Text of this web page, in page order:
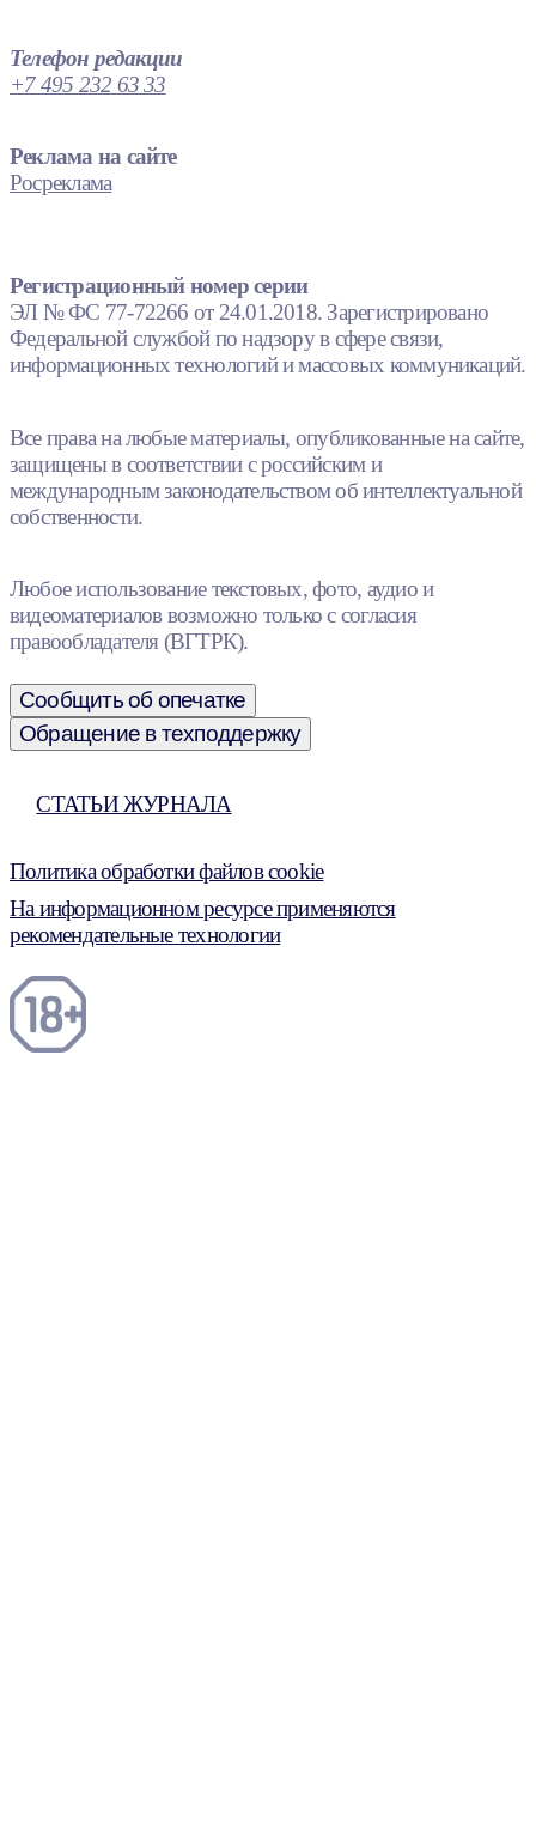
Телефон редакции
+7 495 232 63 33
Реклама на сайте
Росреклама
Регистрационный номер серии
ЭЛ № ФС 77-72266 от 24.01.2018. Зарегистрировано
Федеральной службой по надзору в сфере связи,
информационных технологий и массовых коммуникаций.
Все права на любые материалы, опубликованные на сайте,
защищены в соответствии с российским и
международным законодательством об интеллектуальной
собственности.
Любое использование текстовых, фото, аудио и
видеоматериалов возможно только с согласия
правообладателя (ВГТРК).
Сообщить об опечатке
Обращение в техподдержку
СТАТЬИ ЖУРНАЛА
Политика обработки файлов cookie
На информационном ресурсе применяются
рекомендательные технологии